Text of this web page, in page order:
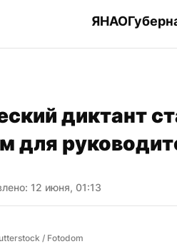
ЯНАО
диктант
для
12 июня, 01:13
/ Fotodom